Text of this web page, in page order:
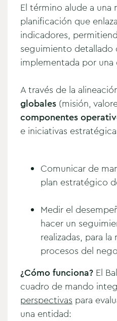
El término alude a
planificación que
indicadores,
seguimiento detallado
implementada por una
A través de la
globales (misión,
componentes
e iniciativas
Comunicar de
plan estratégico
Medir el
hacer un
realizadas, para
procesos del
¿Cómo funciona? El
cuadro de mando
perspectivas para
una entidad: